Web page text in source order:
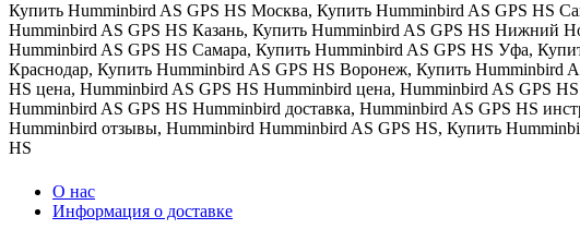
Купить Humminbird AS GPS HS Москва, Купить Humminbird AS GPS HS
Humminbird AS GPS HS Казань, Купить Humminbird AS GPS HS Нижний
Humminbird AS GPS HS Самара, Купить Humminbird AS GPS HS Уфа,
Краснодар, Купить Humminbird AS GPS HS Воронеж, Купить Humminbird
HS цена, Humminbird AS GPS HS Humminbird цена, Humminbird AS GPS HS
Humminbird AS GPS HS Humminbird доставка, Humminbird AS GPS HS
Humminbird отзывы, Humminbird Humminbird AS GPS HS, Купить
HS
О нас
Информация о доставке